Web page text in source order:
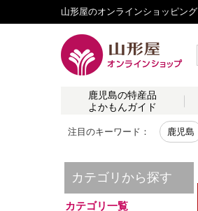
山形屋のオンラインショッピング
鹿児島の特産品
よかもんガイド
注目のキーワード： 鹿児島
カテゴリから探す
カテゴリ一覧